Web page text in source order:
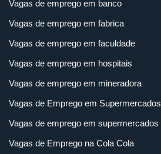
Vagas de emprego em banco
Vagas de emprego em fabrica
Vagas de emprego em faculdade
Vagas de emprego em hospitais
Vagas de emprego em mineradora
Vagas de Emprego em Supermercados
Vagas de emprego em supermercados
Vagas de Emprego na Cola Cola